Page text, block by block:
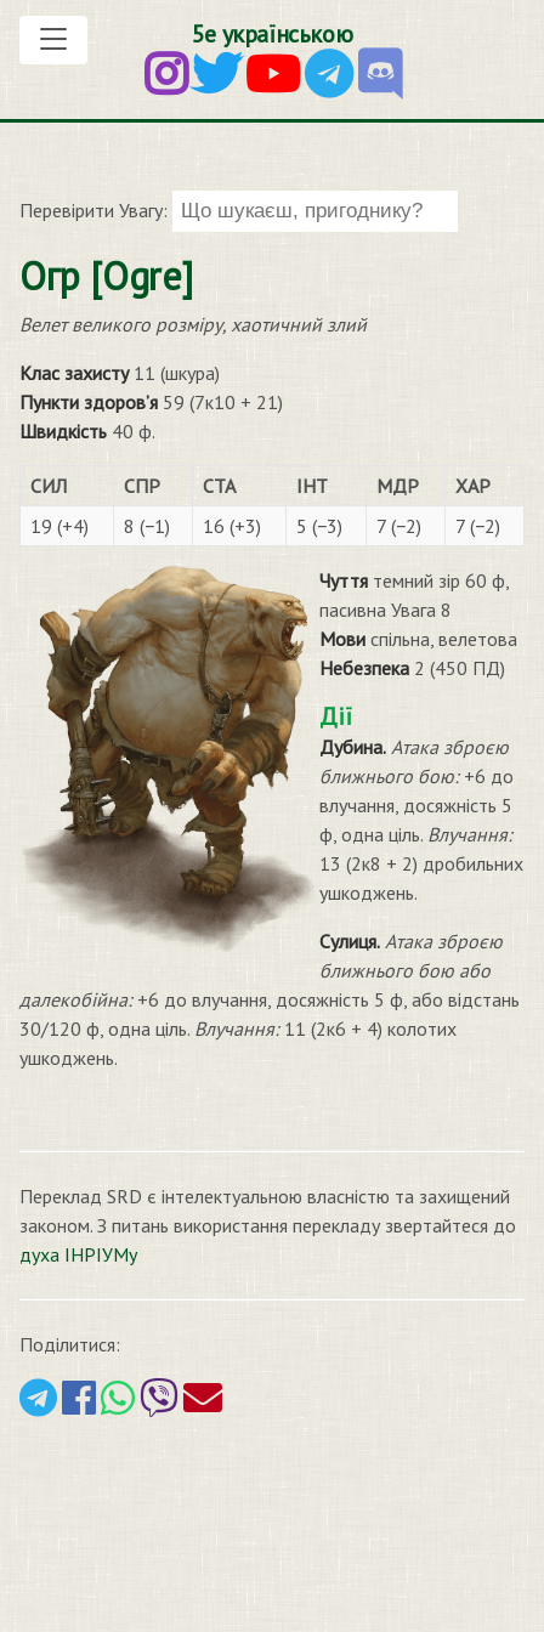
5е українською
Перевірити Увагу:
Огр [Ogre]
Велет великого розміру, хаотичний злий
Клас захисту11 (шкура)
Пункти здоров’я 59 (7к10 + 21)
Швидкість 40 ф.
СИЛ СПР СТА ІНТ МДР
ХАР
19 (+4)
8 (−1) 16 (+3) 5 (−3) 7 (−2) 7 (−2)
Чуття темний зір 60 ф,
пасивна Увага 8
Мови спільна, велетова
Небезпека 2 (450 ПД)
Дії
Дубина. Атака зброєю
ближнього бою:+6 до
влучання, досяжність 5
ф, одна ціль. Влучання:
13 (2к8 + 2) дробильних
ушкоджень.
Сулиця. Атака зброєю
ближнього бою або
далекобійна:+6 до влучання, досяжність 5 ф, або відстань
30/120 ф, одна ціль. Влучання:11 (2к6 + 4) колотих
ушкоджень.
Переклад SRD є інтелектуальною власністю та захищений
законом. З питань використання перекладу звертайтеся до
духа ІНРІУМу
Поділитися: